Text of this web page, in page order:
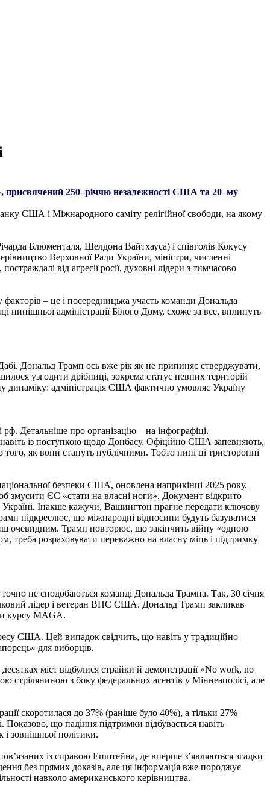
присвячений 250–річчю незалежності США та 20–му
США і Міжнародного саміту релігійної свободи, на якому
Блюменталя, Шелдона Вайтхауса) і співголів Кокусу
Верховної Ради України, міністри, численні
від агресії росії, духовні лідери з тимчасово
– це і посередницька участь команди Дональда
нинішньої адміністрації Білого Дому, схоже за все, вплинуть
Дональд Трамп ось вже рік як не припиняє стверджувати,
узгодити дрібниці, зокрема статус певних територій
динаміку: адміністрація США фактично умовляє Україну
Детальніше про організацію – на інфографіці.
із поступкою щодо Донбасу. Офіційно США запевняють,
як вони стануть публічними. Тобто нині ці тристоронні
безпеки США, оновлена наприкінці 2025 року,
змусити ЄС «стати на власні ноги». Документ відкрито
Україні. Інакше кажучи, Вашингтон прагне передати ключову
підкреслює, що міжнародні відносини будуть базуватися
очевидним. Трамп повторює, що закінчить війну «одною
розраховувати переважно на власну міць і підтримку
не сподобаються команді Дональда Трампа. Так, 30 січня
лідер і ветеран ВПС США. Дональд Трамп закликав
курсу MAGA.
США. Цей випадок свідчить, що навіть у традиційно
для виборців.
міст відбулися страйки й демонстрації «No work, no
стріляниною з боку федеральних агентів у Міннеаполісі, але
скоротилася до 37% (раніше було 40%), а тільки 27%
що падіння підтримки відбувається навіть
і зовнішньої політики.
із справою Епштейна, де вперше з’являються згадки
без прямих доказів, але ця інформація вже породжує
навколо американського керівництва.